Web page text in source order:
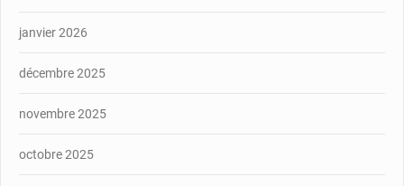
janvier 2026
décembre 2025
novembre 2025
octobre 2025